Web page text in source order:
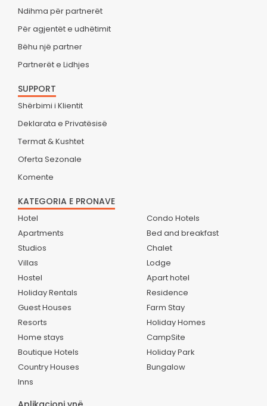
Ndihma për partnerët
Për agjentët e udhëtimit
Bëhu një partner
Partnerët e Lidhjes
SUPPORT
Shërbimi i Klientit
Deklarata e Privatësisë
Termat & Kushtet
Oferta Sezonale
Komente
KATEGORIA E PRONAVE
Hotel
Apartments
Studios
Villas
Hostel
Holiday Rentals
Guest Houses
Resorts
Home stays
Boutique Hotels
Country Houses
Inns
Condo Hotels
Bed and breakfast
Chalet
Lodge
Apart hotel
Residence
Farm Stay
Holiday Homes
CampSite
Holiday Park
Bungalow